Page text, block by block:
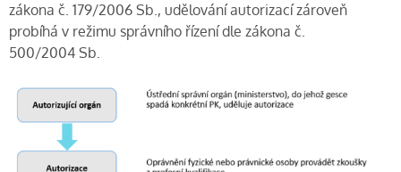
zákona č. 179/2006 Sb., udělování autorizací zároveň
probíhá v režimu správního řízení dle zákona č.
500/2004 Sb.